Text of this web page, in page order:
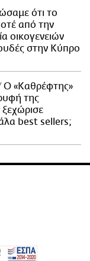
ότι το
από την
οικογενειών
στην Κύπρο
Ο «Καθρέφτης»
της
best sellers;